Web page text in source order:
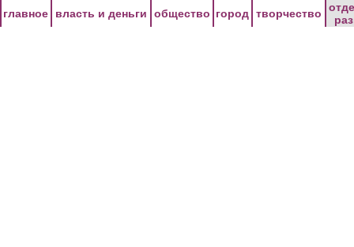
главное власть и деньги общество город творчество